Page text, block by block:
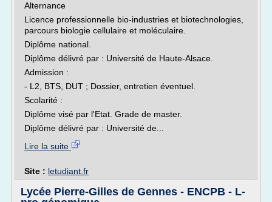
Alternance
Licence professionnelle bio-industries et biotechnologies,
parcours biologie cellulaire et moléculaire.
Diplôme national.
Diplôme délivré par : Université de Haute-Alsace.
Admission :
- L2, BTS, DUT ; Dossier, entretien éventuel.
Scolarité :
Diplôme visé par l'Etat. Grade de master.
Diplôme délivré par : Université de...
Lire la suite
Site : letudiant.fr
Lycée Pierre-Gilles de Gennes - ENCPB - L-